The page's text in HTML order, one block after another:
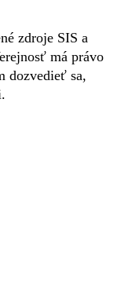
zdroje SIS a
má právo
dozvedieť sa,